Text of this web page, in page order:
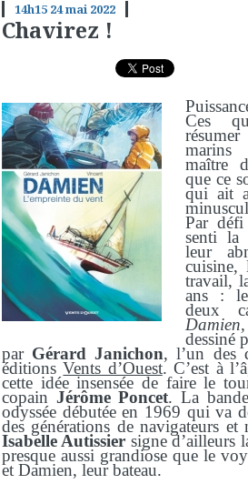
14h15 24mai 2022
Chavirez !
Ces
marins
maître
que ce
qui ait
Par
senti la
leur
cuisine,
travail,
ans :
deux
dessiné
par Gérard Janichon, l’un des
éditionsVents d’Ouest. C’est à
cette idée insensée de faire le
copain Jérôme Poncet. La
odyssée débutée en 1969 qui va
des générations de navigateurs et
Isabelle Autissier signe d’ailleurs
presque aussi grandiose que le
et Damien, leur bateau.